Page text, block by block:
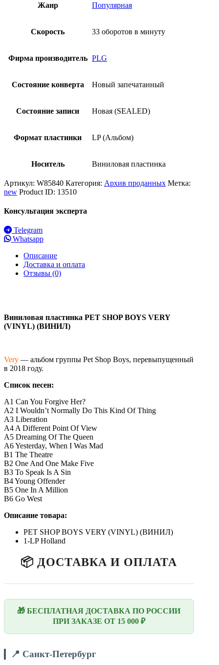
Жанр Популярная
Скорость 33 оборотов в минуту
Фирма производитель PLG
Состояние конверта Новый запечатанный
Состояние записи Новая (SEALED)
Формат пластинки LP (Альбом)
Носитель Виниловая пластинка
Артикул: W85840 Категория: Архив проданных Метка:
new Product ID: 13510
Консультация эксперта
Telegram
Whatsapp
Описание
Доставка и оплата
Отзывы (0)
Виниловая пластинка PET SHOP BOYS VERY
(VINYL) (ВИНИЛ)
Very — альбом группы Pet Shop Boys, перевыпущенный
в 2018 году.
Список песен:
A1 Can You Forgive Her?
A2 I Wouldn’t Normally Do This Kind Of Thing
A3 Liberation
A4 A Different Point Of View
A5 Dreaming Of The Queen
A6 Yesterday, When I Was Mad
B1 The Theatre
B2 One And One Make Five
B3 To Speak Is A Sin
B4 Young Offender
B5 One In A Million
B6 Go West
Описание товара:
PET SHOP BOYS VERY (VINYL) (ВИНИЛ)
1-LP Holland
📦 ДОСТАВКА И ОПЛАТА
🎁 БЕСПЛАТНАЯ ДОСТАВКА ПО РОССИИ
ПРИ ЗАКАЗЕ ОТ 15 000 ₽
📍 Санкт-Петербург